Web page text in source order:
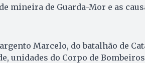
mineira de Guarda-Mor e as
Marcelo, do batalhão de
unidades do Corpo de